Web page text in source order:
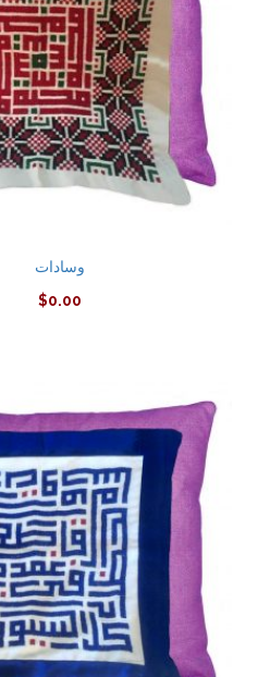
وسادات
$0.00